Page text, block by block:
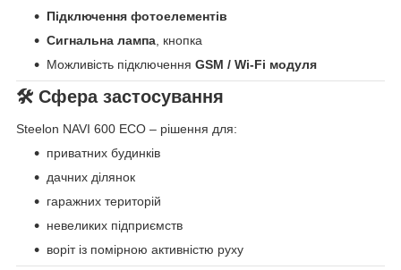
Підключення фотоелементів
Сигнальна лампа , кнопка
Можливість підключення GSM / Wi-Fi модуля
🛠 Сфера застосування
Steelon NAVI 600 ECO – рішення для:
приватних будинків
дачних ділянок
гаражних територій
невеликих підприємств
воріт із помірною активністю руху